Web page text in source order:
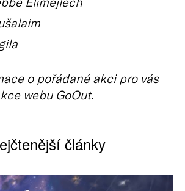
o pořádané akci pro vás
webu GoOut.
články